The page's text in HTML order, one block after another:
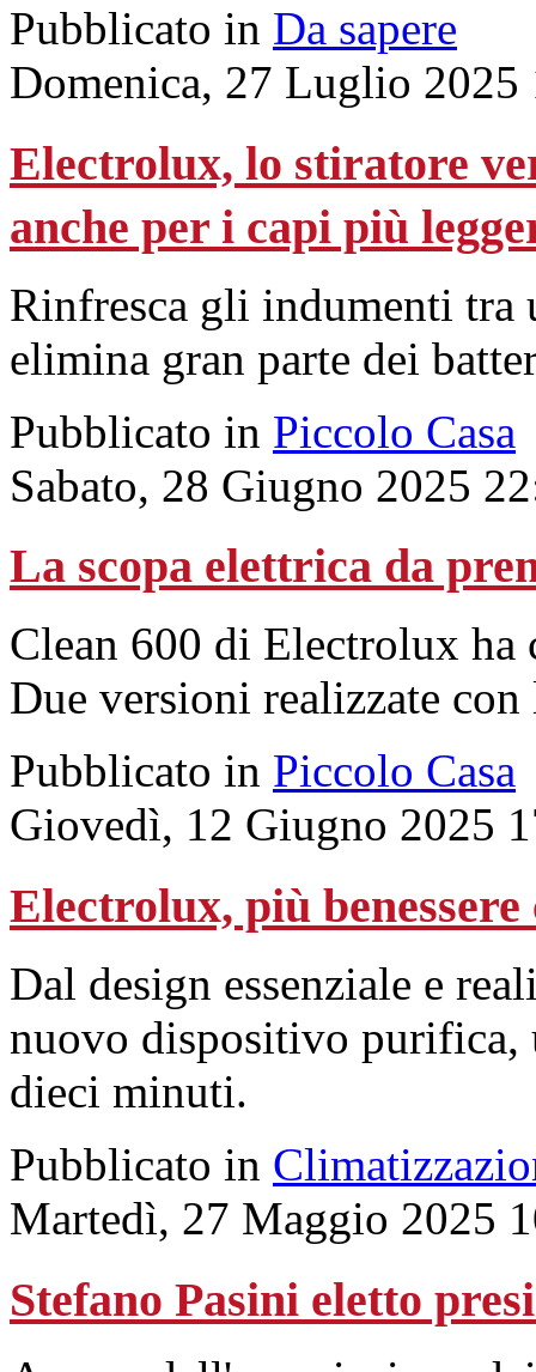
Pubblicato in Da sapere
Domenica, 27 Luglio 2025
Electrolux, lo stiratore
anche per i capi più
Rinfresca gli indumenti tra
elimina gran parte dei
Pubblicato in Piccolo Casa
Sabato, 28 Giugno 2025
La scopa elettrica da
Clean 600 di Electrolux
Due versioni realizzate
Pubblicato in Piccolo Casa
Giovedì, 12 Giugno 2025
Electrolux, più benessere
Dal design essenziale e
nuovo dispositivo purifica,
dieci minuti.
Pubblicato in
Martedì, 27 Maggio 2025
Stefano Pasini eletto